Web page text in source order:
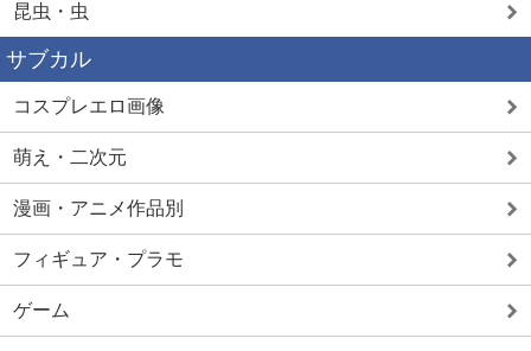
昆虫・虫
サブカル
コスプレエロ画像
萌え・二次元
漫画・アニメ作品別
フィギュア・プラモ
ゲーム